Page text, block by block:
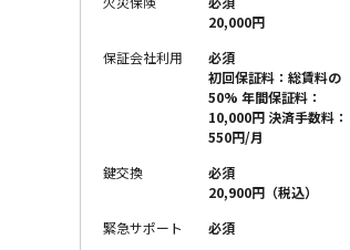
20,000円
保証会社利用
必須
初回保証料：総賃料の
50% 年間保証料：
10,000円 決済手数料：
550円/月
鍵交換
必須
20,900円（税込）
緊急サポート
必須